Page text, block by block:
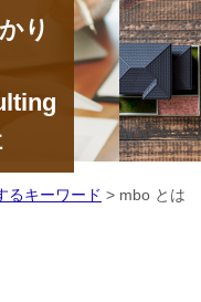
り
るキーワード > mbo とは